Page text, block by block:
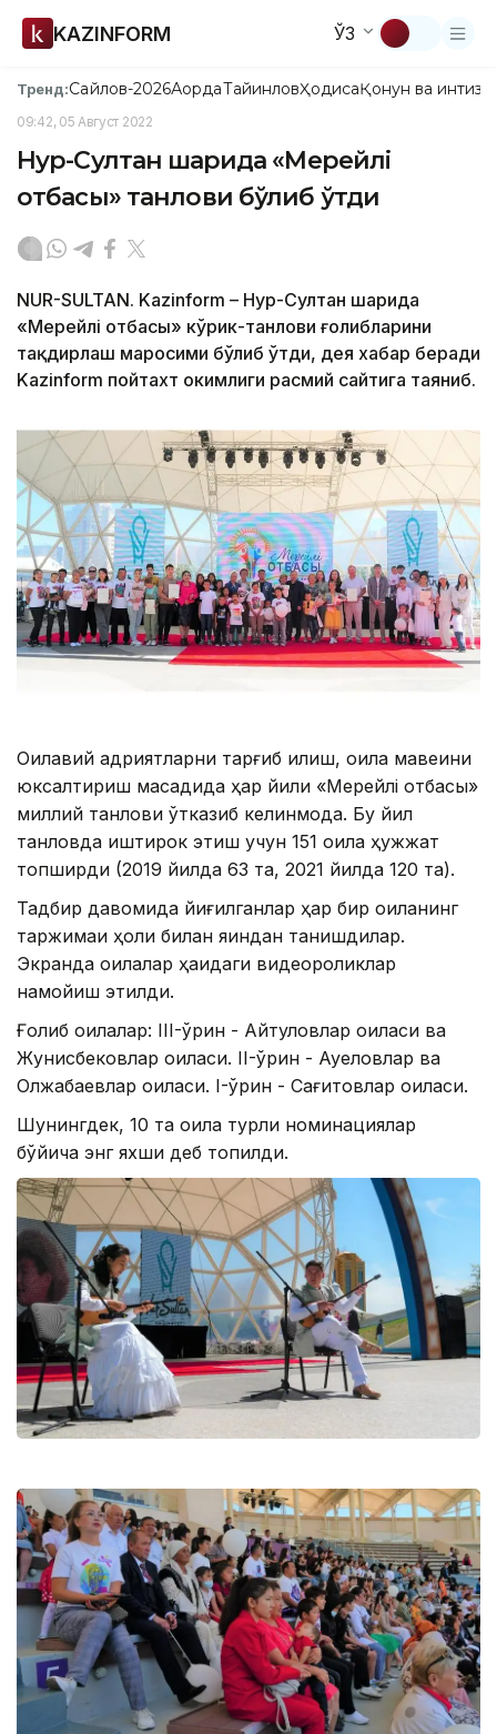
KAZINFORM ЎЗ
Тренд:Сайлов-2026АқордаТайинловҲодисаҚонун ва
09:42, 05 Август 2022
Нур-Султан шаҳрида «Мерейлі
отбасы» танлови бўлиб ўтди
NUR-SULTAN. Kazinform – Нур-Султан шаҳрида
«Мерейлі отбасы» кўрик-танлови ғолибларини
тақдирлаш маросими бўлиб ўтди, дея хабар беради
Kazinform пойтахт ҳокимлиги расмий сайтига таяниб.
Оилавий қадриятларни тарғиб қилиш, оила мавқеини
юксалтириш мақсадида ҳар йили «Мерейлі отбасы»
миллий танлови ўтказиб келинмоқда. Бу йил
танловда иштирок этиш учун 151 оила ҳужжат
топширди (2019 йилда 63 та, 2021 йилда 120 та).
Тадбир давомида йиғилганлар ҳар бир оиланинг
таржимаи ҳоли билан яқиндан танишдилар.
Экранда оилалар ҳақидаги видеороликлар
намойиш этилди.
Ғолиб оилалар: III-ўрин - Айтқуловлар оиласи ва
Жунисбековлар оиласи. II-ўрин - Ауеловлар ва
Олжабаевлар оиласи. I-ўрин - Сағитовлар оиласи.
Шунингдек, 10 та оила турли номинациялар
бўйича энг яхши деб топилди.